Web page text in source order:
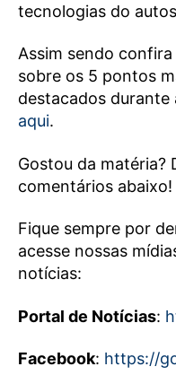
tecnologias do
Assim sendo
sobre os 5 pontos
destacados durante
aqui.
Gostou da matéria?
comentários abaixo!
Fique sempre por
acesse nossas
notícias:
Portal de Notícias:
Facebook: https://